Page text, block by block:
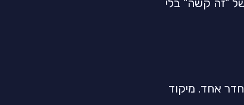
"זה קשה" בלי
שלב 1: ארגזים. שלב 2: הובלה. שלב 3: סידור חדר אחד. מיקוד